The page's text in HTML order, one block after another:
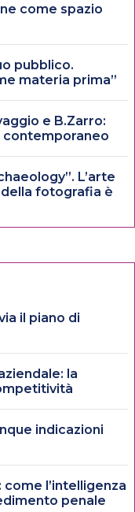
come spazio
pubblico.
materia prima”
e B.Zarro:
contemporaneo
L’arte
fotografia è
il piano di
la
indicazioni
come l’intelligenza
penale